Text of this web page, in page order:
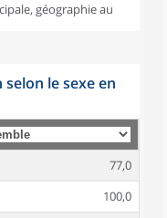
géographie au
selon le sexe en
77,0
100,0